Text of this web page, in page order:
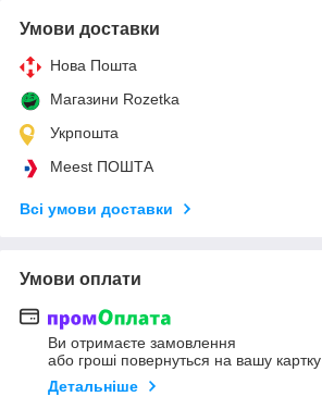
Умови доставки
Нова Пошта
Магазини Rozetka
Укрпошта
Meest ПОШТА
Всі умови доставки
Умови оплати
Ви отримаєте замовлення
або гроші повернуться на вашу картку
Детальніше